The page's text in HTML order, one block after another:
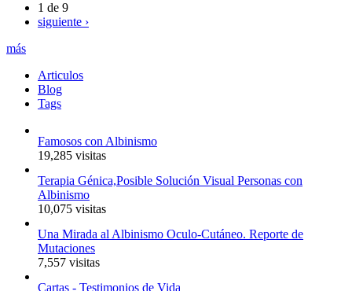
1 de 9
siguiente ›
más
Articulos
Blog
Tags
Famosos con Albinismo
19,285 visitas
Terapia Génica,Posible Solución Visual Personas con
Albinismo
10,075 visitas
Una Mirada al Albinismo Oculo-Cutáneo. Reporte de
Mutaciones
7,557 visitas
Cartas - Testimonios de Vida